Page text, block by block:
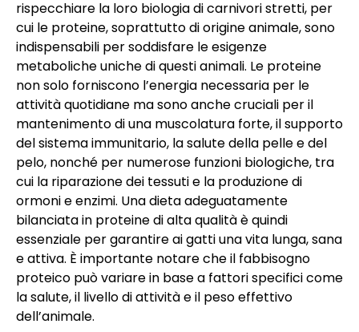
rispecchiare la loro biologia di carnivori stretti, per
cui le proteine, soprattutto di origine animale, sono
indispensabili per soddisfare le esigenze
metaboliche uniche di questi animali. Le proteine
non solo forniscono l’energia necessaria per le
attività quotidiane ma sono anche cruciali per il
mantenimento di una muscolatura forte, il supporto
del sistema immunitario, la salute della pelle e del
pelo, nonché per numerose funzioni biologiche, tra
cui la riparazione dei tessuti e la produzione di
ormoni e enzimi. Una dieta adeguatamente
bilanciata in proteine di alta qualità è quindi
essenziale per garantire ai gatti una vita lunga, sana
e attiva. È importante notare che il fabbisogno
proteico può variare in base a fattori specifici come
la salute, il livello di attività e il peso effettivo
dell’animale.